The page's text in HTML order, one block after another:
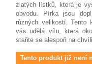
zlatých lístků, která je
obvodu. Pírka jsou
různých velikostí. Tento
vás udělá vílu, která
staňte se alespoň na
Tento produkt již není